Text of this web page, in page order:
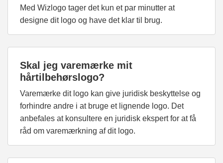
Med Wizlogo tager det kun et par minutter at
designe dit logo og have det klar til brug.
Skal jeg varemærke mit
hårtilbehørslogo?
Varemærke dit logo kan give juridisk beskyttelse og
forhindre andre i at bruge et lignende logo. Det
anbefales at konsultere en juridisk ekspert for at få
råd om varemærkning af dit logo.